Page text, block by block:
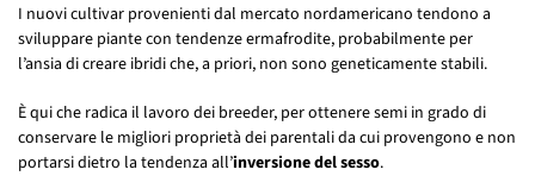
I nuovi cultivar provenienti dal mercato nordamericano tendono a
sviluppare piante con tendenze ermafrodite, probabilmente per
l’ansia di creare ibridi che, a priori, non sono geneticamente stabili.
È qui che radica il lavoro dei breeder, per ottenere semi in grado di
conservare le migliori proprietà dei parentali da cui provengono e non
portarsi dietro la tendenza all’inversione del sesso.